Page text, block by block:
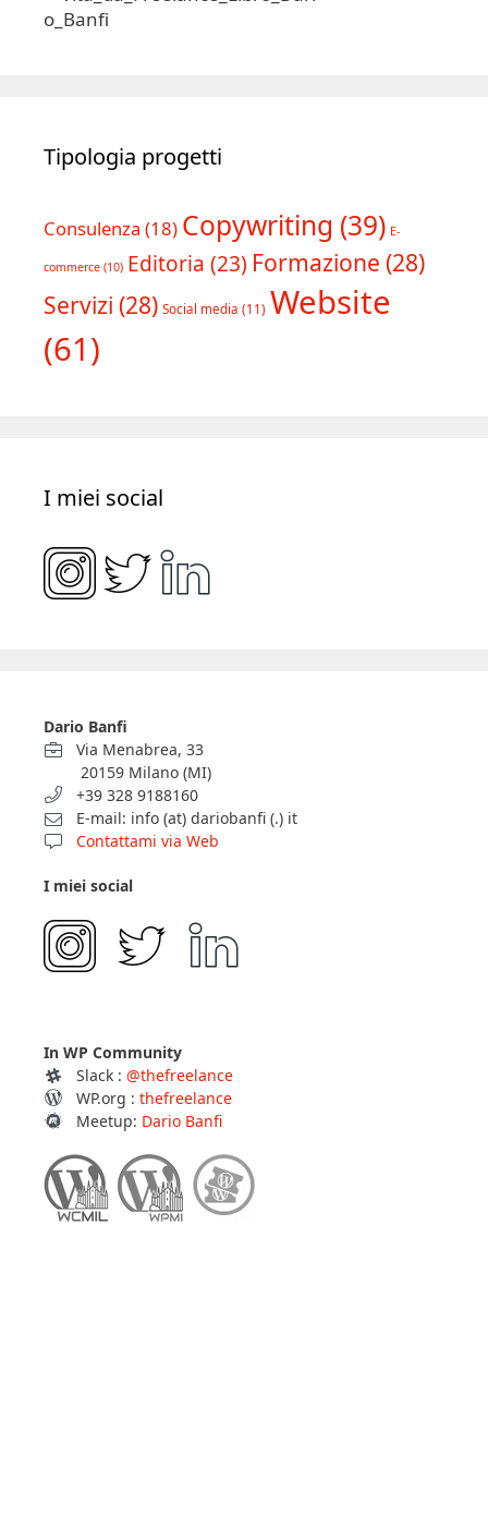
Tipologia progetti
Consulenza (18) Copywriting (39) E-
commerce (10) Editoria (23) Formazione (28)
Servizi (28) Social media (11) Website
(61)
I miei social
Dario Banfi
Via Menabrea, 33
20159 Milano (MI)
+39 328 9188160
E-mail: info (at) dariobanfi (.) it
Contattami via Web
I miei social
In WP Community
Slack : @thefreelance
WP.org : thefreelance
Meetup: Dario Banfi